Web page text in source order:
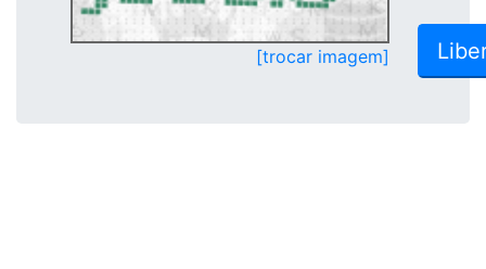
[trocar imagem]